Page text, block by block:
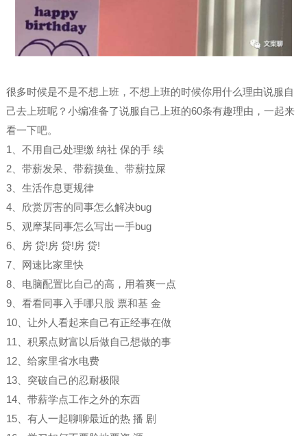
很多时候是不是不想上班，不想上班的时候你用什么理由说服自
己去上班呢？小编准备了说服自己上班的60条有趣理由，一起来
看一下吧。
1、不用自己处理缴 纳社 保的手 续
2、带薪发呆、带薪摸鱼、带薪拉屎
3、生活作息更规律
4、欣赏厉害的同事怎么解决bug
5、观摩某同事怎么写出一手bug
6、房 贷!房 贷!房 贷!
7、网速比家里快
8、电脑配置比自己的高，用着爽一点
9、看看同事入手哪只股 票和基 金
10、让外人看起来自己有正经事在做
11、积累点财富以后做自己想做的事
12、给家里省水电费
13、突破自己的忍耐极限
14、带薪学点工作之外的东西
15、有人一起聊聊最近的热 播 剧